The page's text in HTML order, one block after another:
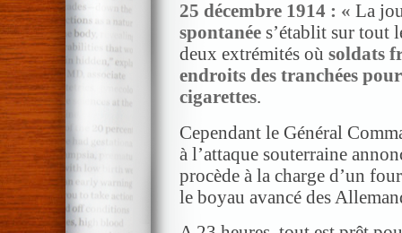
25 décembre 1914 : « La
spontanée s’établit sur tout
deux extrémités où soldats
endroits des tranchées
cigarettes.
Cependant le Général
à l’attaque souterraine
procède à la charge d’un
le boyau avancé des